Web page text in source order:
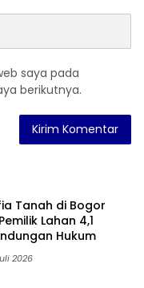
saya pada
berikutnya.
Tanah di Bogor
Lahan 4,1
Hukum
2026